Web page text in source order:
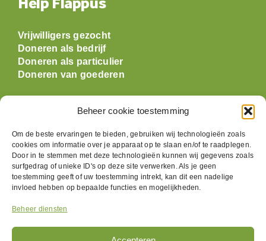
Beheer cookie toestemming
Om de beste ervaringen te bieden, gebruiken wij technologieën zoals
cookies om informatie over je apparaat op te slaan en/of te raadplegen.
Door in te stemmen met deze technologieën kunnen wij gegevens zoals
surfgedrag of unieke ID's op deze site verwerken. Als je geen
toestemming geeft of uw toestemming intrekt, kan dit een nadelige
invloed hebben op bepaalde functies en mogelijkheden.
Beheer diensten
Help Flappus
Vrijwilligers gezocht
Doneren als bedrijf
Doneren als particulier
Doneren van goederen
Openingstijden
Maandag: gesloten
Dinsdag:
09:30 t/m 17:00
Woensdag:09:30 t/m 17:00
Donderdag:09:30 t/m 17:00
Vrijdag:09:30 t/m 17:00